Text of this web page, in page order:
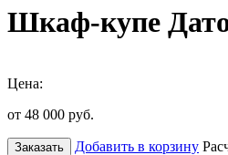
Шкаф-купе
Цена:
от 48 000 руб.
Заказать Добавить в корзину